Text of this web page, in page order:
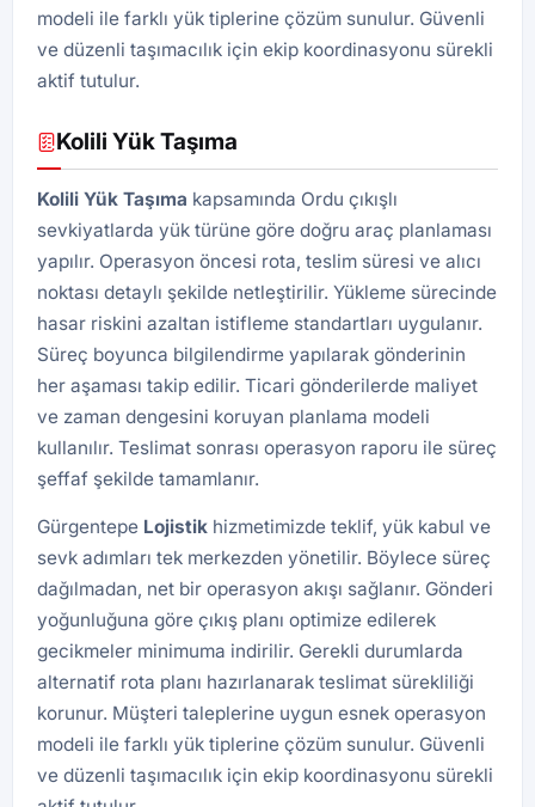
modeli ile farklı yük tiplerine çözüm sunulur. Güvenli
ve düzenli taşımacılık için ekip koordinasyonu sürekli
aktif tutulur.
Kolili Yük Taşıma
Kolili Yük Taşıma kapsamında Ordu çıkışlı
sevkiyatlarda yük türüne göre doğru araç planlaması
yapılır. Operasyon öncesi rota, teslim süresi ve alıcı
noktası detaylı şekilde netleştirilir. Yükleme sürecinde
hasar riskini azaltan istifleme standartları uygulanır.
Süreç boyunca bilgilendirme yapılarak gönderinin
her aşaması takip edilir. Ticari gönderilerde maliyet
ve zaman dengesini koruyan planlama modeli
kullanılır. Teslimat sonrası operasyon raporu ile süreç
şeffaf şekilde tamamlanır.
Gürgentepe Lojistik hizmetimizde teklif, yük kabul ve
sevk adımları tek merkezden yönetilir. Böylece süreç
dağılmadan, net bir operasyon akışı sağlanır. Gönderi
yoğunluğuna göre çıkış planı optimize edilerek
gecikmeler minimuma indirilir. Gerekli durumlarda
alternatif rota planı hazırlanarak teslimat sürekliliği
korunur. Müşteri taleplerine uygun esnek operasyon
modeli ile farklı yük tiplerine çözüm sunulur. Güvenli
ve düzenli taşımacılık için ekip koordinasyonu sürekli